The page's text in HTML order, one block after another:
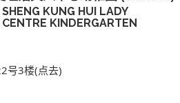
KUNG HUI LADY
KINDERGARTEN
号3楼(点去)